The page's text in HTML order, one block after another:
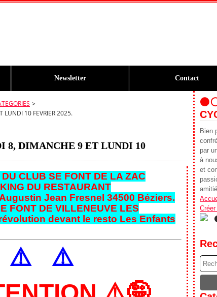
Newsletter Contact
>
LUNDI 10 FEVRIER 2025.
8, DIMANCHE 9 ET LUNDI 10
CLUB SE FONT DE LA ZAC
DU RESTAURANT
Jean Fresnel 34500 Béziers.
FONT DE VILLENEUVE LES
devant le resto Les Enfants
⚠️
⚠️
Bien
par
à
et